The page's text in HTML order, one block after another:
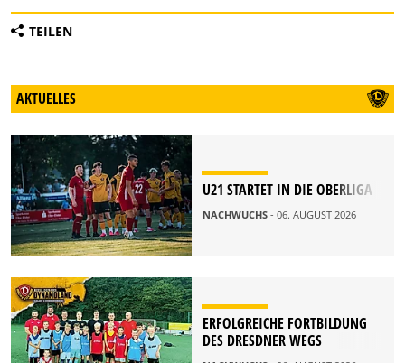
TEILEN
AKTUELLES
U21 STARTET IN DIE OBERLIGA
NACHWUCHS - 06. AUGUST 2026
ERFOLGREICHE FORTBILDUNG
DES DRESDNER WEGS